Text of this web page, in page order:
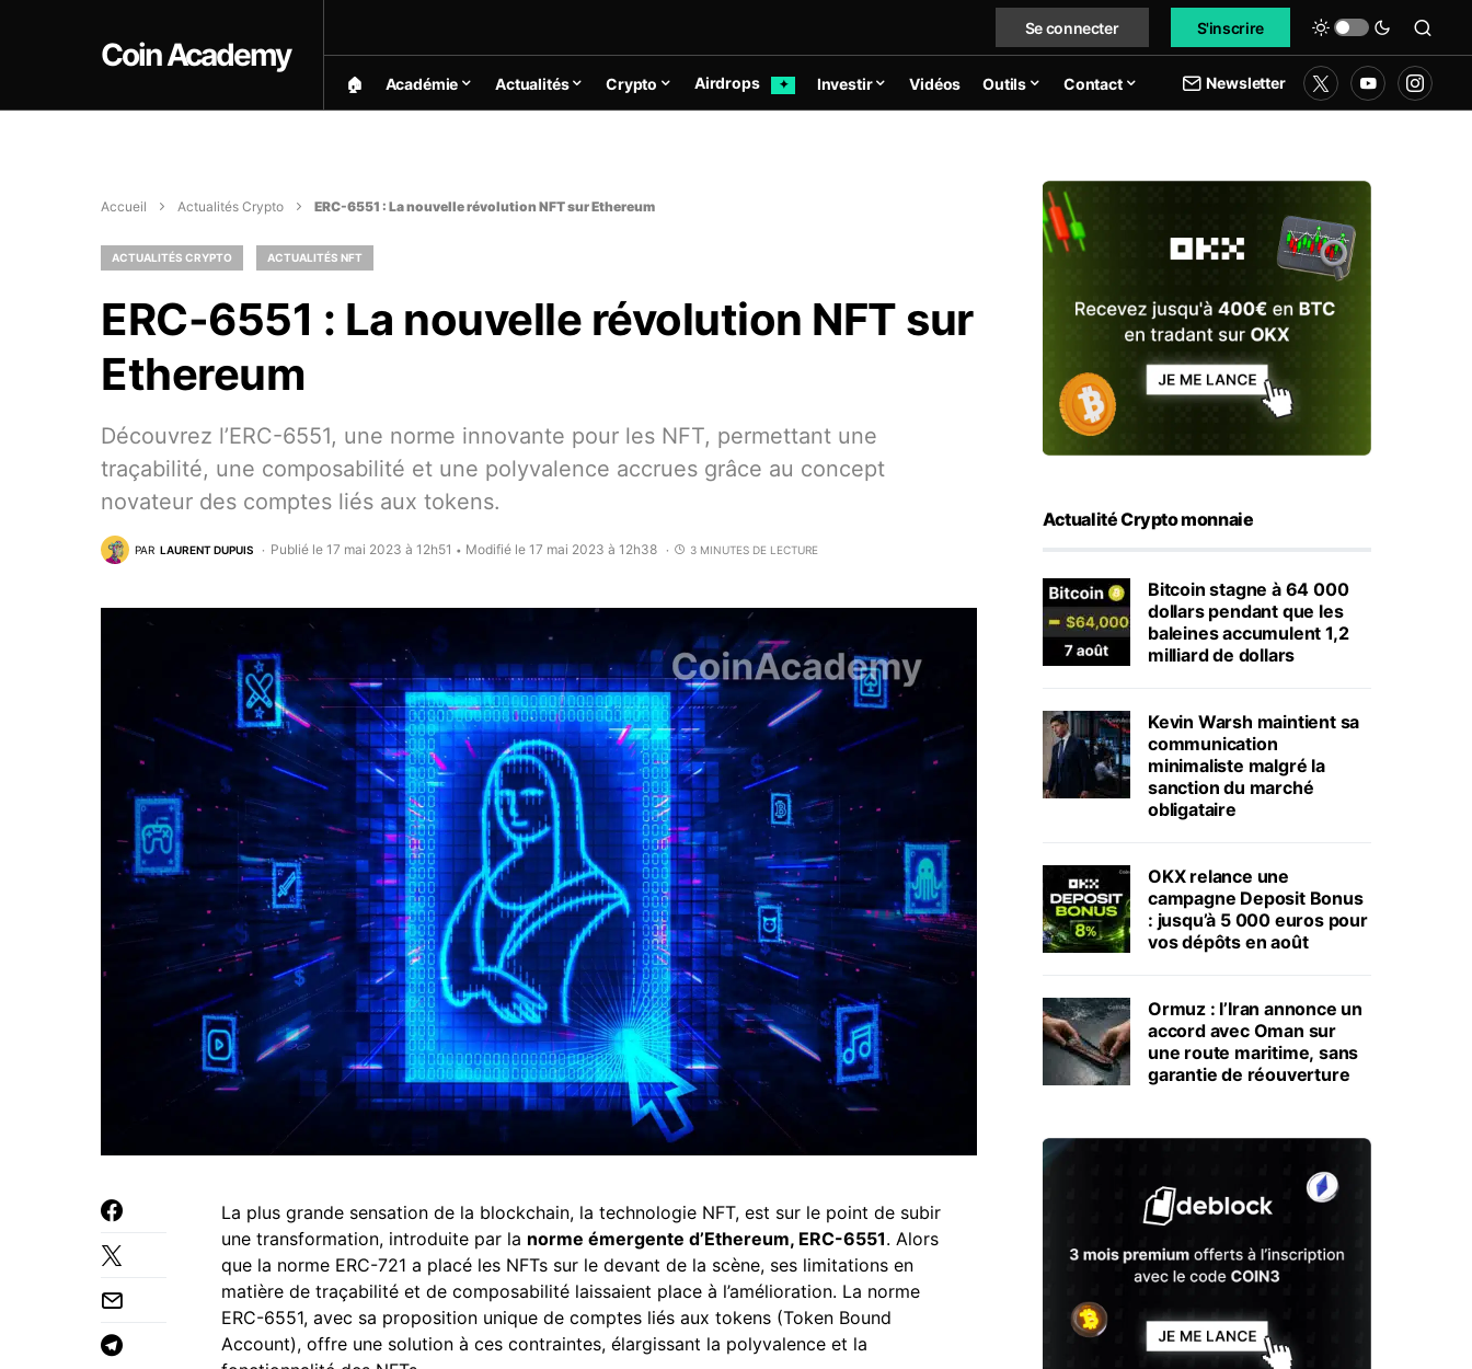
Coin Academy
Se connecter S'inscrire
🏠︎ Académie Actualités Crypto Airdrops ✦ Investir Vidéos Outils Contact Newsletter
Accueil Actualités Crypto ERC-6551 : La nouvelle révolution NFT sur Ethereum
ACTUALITÉS CRYPTO ACTUALITÉS NFT
ERC-6551 : La nouvelle révolution NFT sur
Ethereum
Découvrez l’ERC-6551, une norme innovante pour les NFT, permettant une
traçabilité, une composabilité et une polyvalence accrues grâce au concept
novateur des comptes liés aux tokens.
PAR LAURENT DUPUIS Publié le 17 mai 2023 à 12h51 • Modifié le 17 mai 2023 à 12h38 3 MINUTES DE LECTURE
La plus grande sensation de la blockchain, la technologie NFT, est sur le point de subir
une transformation, introduite par la norme émergente d’Ethereum, ERC-6551. Alors
que la norme ERC-721 a placé les NFTs sur le devant de la scène, ses limitations en
matière de traçabilité et de composabilité laissaient place à l’amélioration. La norme
ERC-6551, avec sa proposition unique de comptes liés aux tokens (Token Bound
Account), offre une solution à ces contraintes, élargissant la polyvalence et la
Actualité Crypto monnaie
Bitcoin stagne à 64 000
dollars pendant que les
baleines accumulent 1,2
milliard de dollars
Kevin Warsh maintient sa
communication
minimaliste malgré la
sanction du marché
obligataire
OKX relance une
campagne Deposit Bonus
: jusqu’à 5 000 euros pour
vos dépôts en août
Ormuz : l’Iran annonce un
accord avec Oman sur
une route maritime, sans
garantie de réouverture